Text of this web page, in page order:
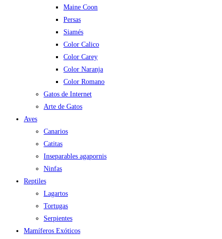
Maine Coon
Persas
Siamés
Color Calico
Color Carey
Color Naranja
Color Romano
Gatos de Internet
Arte de Gatos
Aves
Canarios
Catitas
Inseparables agapornis
Ninfas
Reptiles
Lagartos
Tortugas
Serpientes
Mamíferos Exóticos